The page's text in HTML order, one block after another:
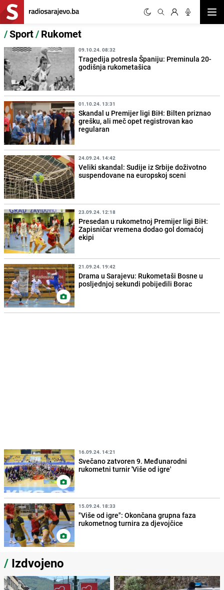
/Sport/Rukomet
09.10.24. 08:32
Tragedija potresla Španiju: Preminula 20-
godišnja rukometašica
01.10.24. 13:31
Skandal u Premijer ligi BiH: Bilten priznao
grešku, ali meč opet registrovan kao
regularan
24.09.24. 14:42
Veliki skandal: Sudije iz Srbije doživotno
suspendovane na europskoj sceni
23.09.24. 12:18
Presedan u rukometnoj Premijer ligi BiH:
Zapisničar vremena dodao gol domaćoj
ekipi
21.09.24. 19:42
Drama u Sarajevu: Rukometaši Bosne u
posljednjoj sekundi pobijedili Borac
16.09.24. 14:21
Svečano zatvoren 9. Međunarodni
rukometni turnir 'Više od igre'
15.09.24. 18:33
"Više od igre": Okončana grupna faza
rukometnog turnira za djevojčice
/ Izdvojeno